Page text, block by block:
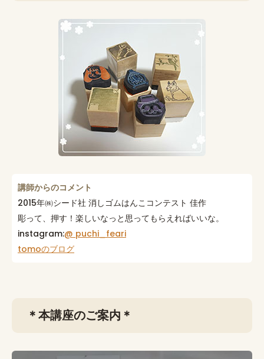
講師からのコメント
2015年㈱シード社 消しゴムはんこコンテスト 佳作
彫って、押す！楽しいなっと思ってもらえればいいな。
instagram:@ puchi_feari
tomoのブログ
＊本講座のご案内＊